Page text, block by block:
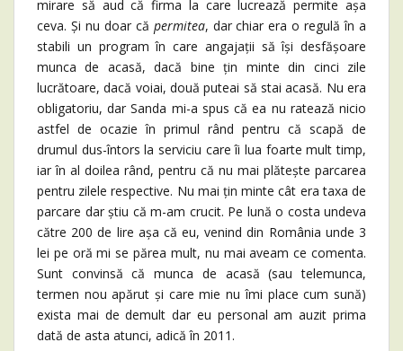
mirare să aud că firma la care lucrează permite așa
ceva. Și nu doar că permitea, dar chiar era o regulă în a
stabili un program în care angajații să își desfășoare
munca de acasă, dacă bine țin minte din cinci zile
lucrătoare, dacă voiai, două puteai să stai acasă. Nu era
obligatoriu, dar Sanda mi-a spus că ea nu ratează nicio
astfel de ocazie în primul rând pentru că scapă de
drumul dus-întors la serviciu care îi lua foarte mult timp,
iar în al doilea rând, pentru că nu mai plătește parcarea
pentru zilele respective. Nu mai țin minte cât era taxa de
parcare dar știu că m-am crucit. Pe lună o costa undeva
către 200 de lire așa că eu, venind din România unde 3
lei pe oră mi se părea mult, nu mai aveam ce comenta.
Sunt convinsă că munca de acasă (sau telemunca,
termen nou apărut și care mie nu îmi place cum sună)
exista mai de demult dar eu personal am auzit prima
dată de asta atunci, adică în 2011.